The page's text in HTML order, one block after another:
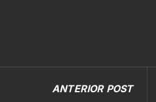
ANTERIOR POST